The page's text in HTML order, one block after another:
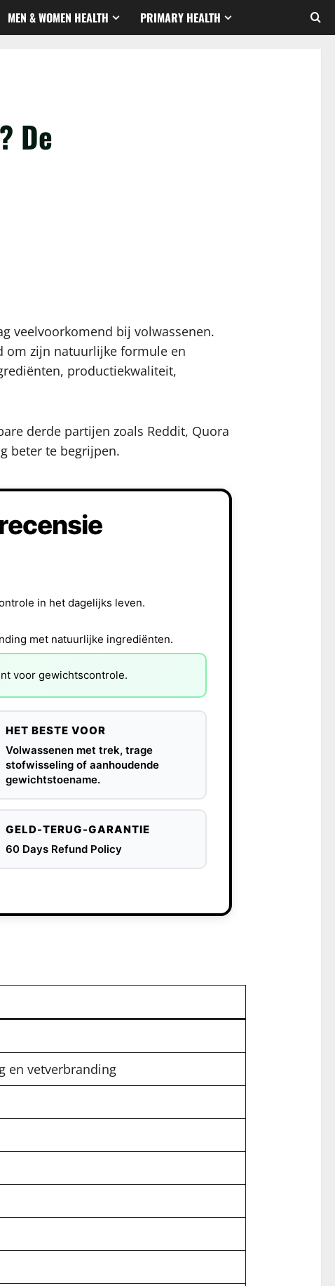
MEN & WOMEN HEALTH PRIMARY HEALTH
De
veelvoorkomend bij volwassenen.
om zijn natuurlijke formule en
productiekwaliteit,
derde partijen zoals Reddit, Quora
beter te begrijpen.
in het dagelijks leven.
met natuurlijke ingrediënten.
voor gewichtscontrole.
HET BESTE VOOR
Volwassenen met trek, trage
stofwisseling of aanhoudende
gewichtstoename.
GELD-TERUG-GARANTIE
60 Days Refund Policy
en vetverbranding